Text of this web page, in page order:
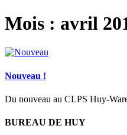
Mois : avril
Nouveau !
Du nouveau au CLPS Huy-
BUREAU DE HUY